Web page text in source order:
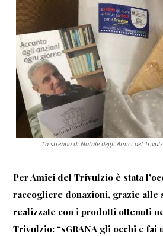
La strenna di Natale degli Amici del
Per Amici del Trivulzio è stata
raccogliere donazioni, grazie alle
realizzate con i prodotti ottenuti
Trivulzio: “sGRANA gli occhi e fai